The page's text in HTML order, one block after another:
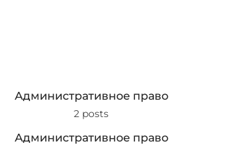
Административное право
2 posts
Административное право